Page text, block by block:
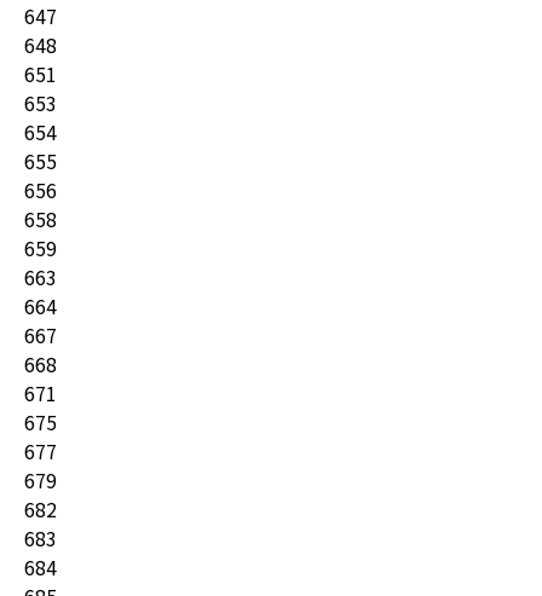
647
648
651
653
654
655
656
658
659
663
664
667
668
671
675
677
679
682
683
684